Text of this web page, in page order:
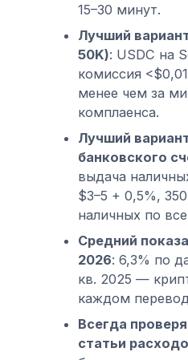
15–30 минут.
Лучший
50K): USDC на
комиссия
менее чем за
комплаенса.
Лучший
банковского
выдача
$3–5 + 0,5%,
наличных по
Средний
2026: 6,3% по
кв. 2025 —
каждом
Всегда
статьи